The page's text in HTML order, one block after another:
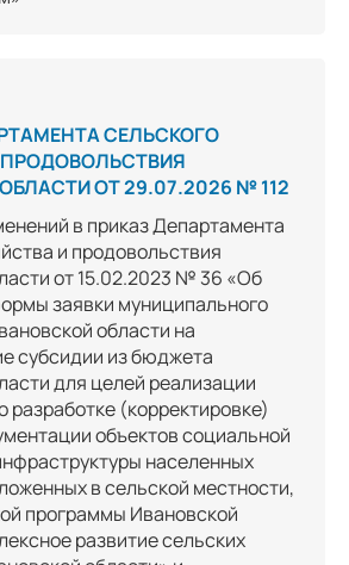
СЕЛЬСКОГО
ОТ 29.07.2026 № 112
в приказ Департамента
и продовольствия
от 15.02.2023 № 36 «Об
заявки муниципального
области на
субсидии из бюджета
для целей реализации
разработке (корректировке)
объектов социальной
населенных
в сельской местности,
программы Ивановской
развитие сельских